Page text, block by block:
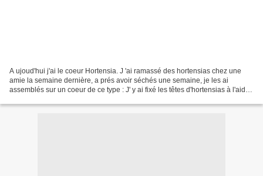
A ujoud'hui j'ai le coeur Hortensia. J 'ai ramassé des hortensias chez une
amie la semaine dernière, a prés avoir séchés une semaine, je les ai
assemblés sur un coeur de ce type : J' y ai fixé les têtes d'hortensias à l'aide